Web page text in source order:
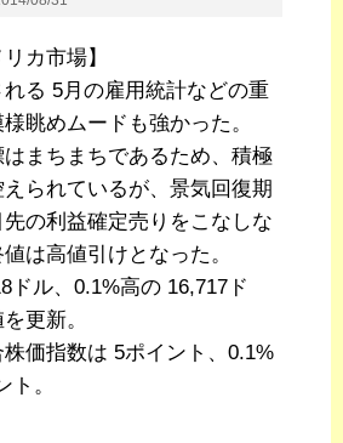
カ市場】
る 5月の雇用統計などの重
眺めムードも強かった。
まちまちであるため、積極
られているが、景気回復期
の利益確定売りをこなしな
は高値引けとなった。
ドル、0.1%高の 16,717ド
更新。
価指数は 5ポイント、0.1%
ト。